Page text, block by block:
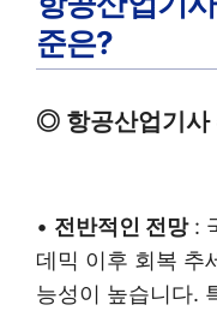
준은?
◎ 항공산업기사
• 전반적인 전망:
데믹 이후 회복 추
능성이 높습니다.